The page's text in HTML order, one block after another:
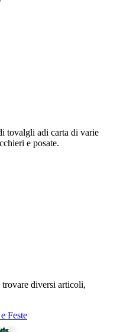
tovalgli adi carta di varie
e posate.
trovare diversi articoli,
Feste